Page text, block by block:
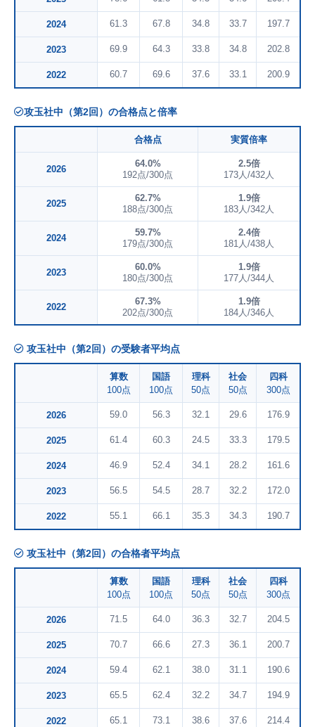
2024 61.3 67.8 34.8 33.7 197.7
2023 69.9 64.3 33.8 34.8 202.8
2022 60.7 69.6 37.6 33.1 200.9
攻玉社中（第2回）の合格点と倍率
合格点 実質倍率
2026
64.0%
192点/300点
2.5倍
173人/432人
2025
62.7%
188点/300点
1.9倍
183人/342人
2024
59.7%
179点/300点
2.4倍
181人/438人
2023
60.0%
180点/300点
1.9倍
177人/344人
2022
67.3%
202点/300点
1.9倍
184人/346人
攻玉社中（第2回）の受験者平均点
算数
100点
国語
100点
理科
50点
社会
50点
四科
300点
2026 59.0 56.3 32.1 29.6 176.9
2025 61.4 60.3 24.5 33.3 179.5
2024 46.9 52.4 34.1 28.2 161.6
2023 56.5 54.5 28.7 32.2 172.0
2022 55.1 66.1 35.3 34.3 190.7
攻玉社中（第2回）の合格者平均点
算数
100点
国語
100点
理科
50点
社会
50点
四科
300点
2026 71.5 64.0 36.3 32.7 204.5
2025 70.7 66.6 27.3 36.1 200.7
2024 59.4 62.1 38.0 31.1 190.6
2023 65.5 62.4 32.2 34.7 194.9
2022 65.1 73.1 38.6 37.6 214.4